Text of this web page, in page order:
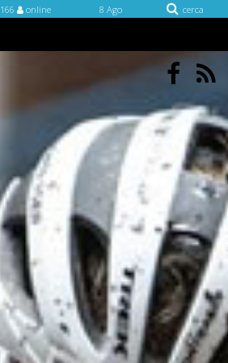
cerca
8 Ago
166 online